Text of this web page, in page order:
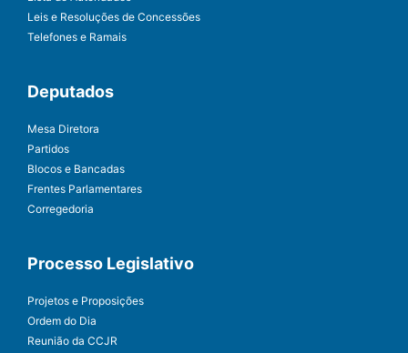
Leis e Resoluções de Concessões
Telefones e Ramais
Deputados
Mesa Diretora
Partidos
Blocos e Bancadas
Frentes Parlamentares
Corregedoria
Processo Legislativo
Projetos e Proposições
Ordem do Dia
Reunião da CCJR